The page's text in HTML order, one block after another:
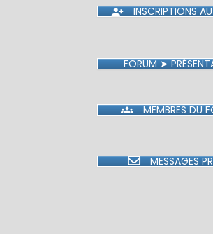
INSCRIPTIONS
FORUM ➤
MEMBRES DU
MESSAGES